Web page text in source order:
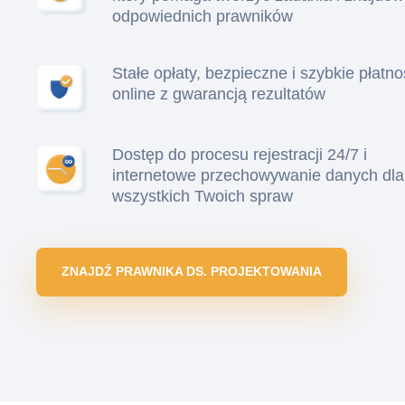
odpowiednich prawników
Stałe opłaty, bezpieczne i szybkie
online z gwarancją rezultatów
Dostęp do procesu rejestracji 24/7 i
internetowe przechowywanie danych dla
wszystkich Twoich spraw
ZNAJDŹ PRAWNIKA DS. PROJEKTOWANIA